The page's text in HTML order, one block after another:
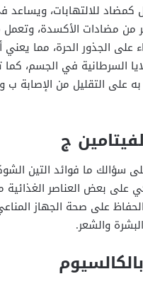
كمضاد للالتهابات، ويساعد
من مضادات الأكسدة،
الجذور الحرة، مما يعني
السرطانية في الجسم،
على التقليل من الإصابة ب
ج
سؤالك ما فوائد التين
على بعض العناصر الغذائية
على صحة الجهاز
والشعر.